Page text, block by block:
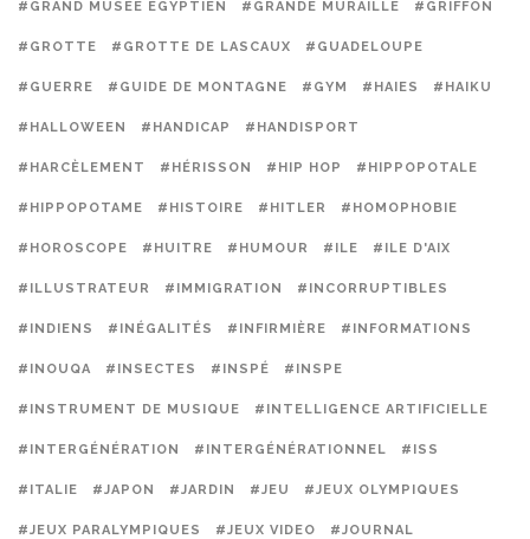
#GRAND MUSÉE ÉGYPTIEN #GRANDE MURAILLE #GRIFFON
#GROTTE #GROTTE DE LASCAUX #GUADELOUPE
#GUERRE #GUIDE DE MONTAGNE #GYM #HAIES #HAIKU
#HALLOWEEN #HANDICAP #HANDISPORT
#HARCÈLEMENT #HÉRISSON #HIP HOP #HIPPOPOTALE
#HIPPOPOTAME #HISTOIRE #HITLER #HOMOPHOBIE
#HOROSCOPE #HUITRE #HUMOUR #ILE #ILE D'AIX
#ILLUSTRATEUR #IMMIGRATION #INCORRUPTIBLES
#INDIENS #INÉGALITÉS #INFIRMIÈRE #INFORMATIONS
#INOUQA #INSECTES #INSPÉ #INSPE
#INSTRUMENT DE MUSIQUE #INTELLIGENCE ARTIFICIELLE
#INTERGÉNÉRATION #INTERGÉNÉRATIONNEL #ISS
#ITALIE #JAPON #JARDIN #JEU #JEUX OLYMPIQUES
#JEUX PARALYMPIQUES #JEUX VIDEO #JOURNAL